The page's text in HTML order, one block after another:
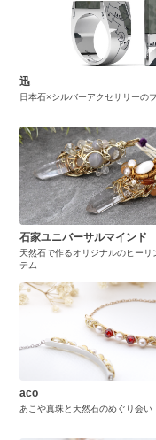
迅
日本石×シルバーアクセサリーの
石家ユニバーサルマインド
天然石で作るオリジナルのヒーリ
テム
aco
あこや真珠と天然石のめぐり会い